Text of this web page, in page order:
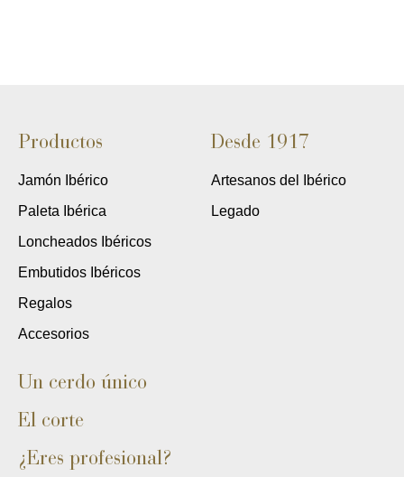
Productos
Jamón Ibérico
Paleta Ibérica
Loncheados Ibéricos
Embutidos Ibéricos
Regalos
Accesorios
Desde 1917
Artesanos del Ibérico
Legado
Un cerdo único
El corte
¿Eres profesional?